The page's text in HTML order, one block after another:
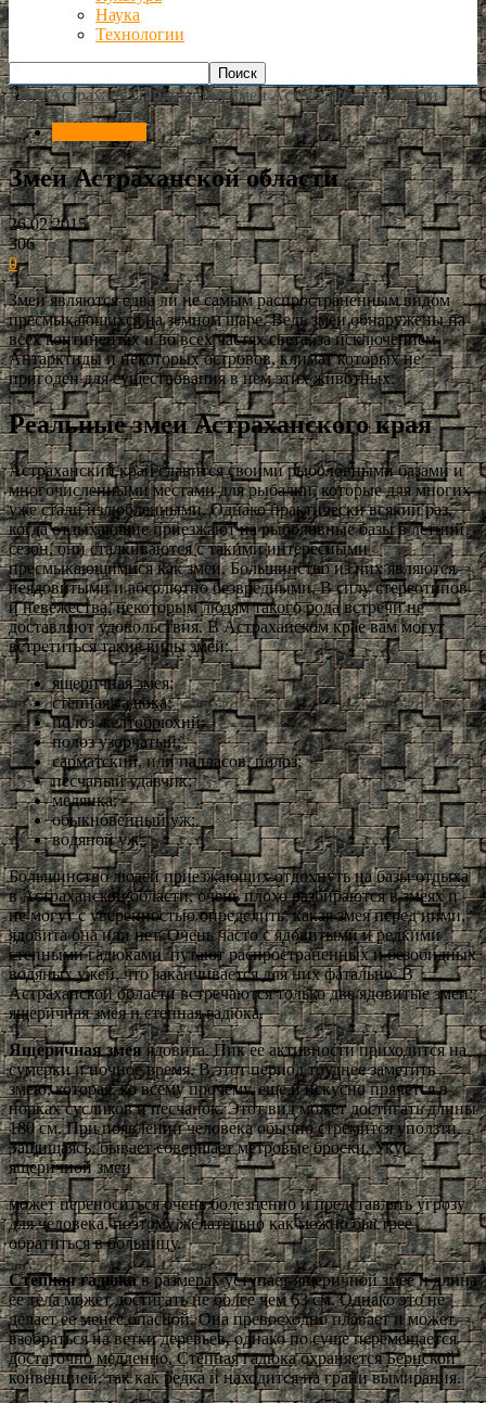
Наука
Технологии
РИА Астрахань Публикации Змеи Астраханской области
Змеи Астраханской области
26.02.2015
306
0
Змеи являются едва ли не самым распространенным видом
пресмыкающихся на земном шаре. Ведь змеи обнаружены на
всех континентах и во всех частях света, за исключением
Антарктиды и некоторых островов, климат которых не
пригоден для существования в нем этих животных.
Реальные змеи Астраханского края
Астраханский край славится своими рыболовными базами и
многочисленными местами для рыбалки, которые для многих
уже стали излюбленными. Однако практически всякий раз,
когда отдыхающие приезжают на рыболовные базы в летний
сезон, они сталкиваются с такими интересными
пресмыкающимися как змеи. Большинство из них являются
неядовитыми и абсолютно безвредными. В силу стереотипов
и невежества, некоторым людям такого рода встречи не
доставляют удовольствия. В Астраханском крае вам могут
встретиться такие виды змей:
ящеричная змея;
степная гадюка;
полоз желтобрюхий;
полоз узорчатый;
сарматский, или палласов, полоз;
песчаный удавчик;
медянка;
обыкновенный уж;
водяной уж.
Большинство людей приезжающих отдохнуть на базы отдыха
в Астраханской области, очень плохо разбираются в змеях и
не могут с уверенностью определить, какая змея перед ними,
ядовита она или нет. Очень часто с ядовитыми и редкими
степными гадюками путают распространенных и безобидных
водяных ужей, что заканчивается для них фатально. В
Астраханской области встречаются только две ядовитые змеи:
ящеричная змея и степная гадюка.
Ящеричная змеяядовита. Пик ее активности приходится на
сумерки и ночное время. В этот период труднее заметить
змею, которая, ко всему прочему, еще и искусно прячется в
норках сусликов и песчанок. Этот вид может достигать длины
180 см. При появлении человека обычно стремится уползти.
Защищаясь, бывает совершает метровые броски. Укус
ящеричной змеи
может переноситься очень болезненно и представлять угрозу
для человека, поэтому желательно как можно быстрее
обратиться в больницу.
Степная гадюкав размерах уступает ящеричной змее и длина
ее тела может достигать не более чем 63 см. Однако это не
делает ее менее опасной. Она превосходно плавает и может
взобраться на ветки деревьев, однако по суше перемещается
достаточно медленно. Степная гадюка охраняется Бернской
конвенцией, так как редка и находится на грани вымирания.